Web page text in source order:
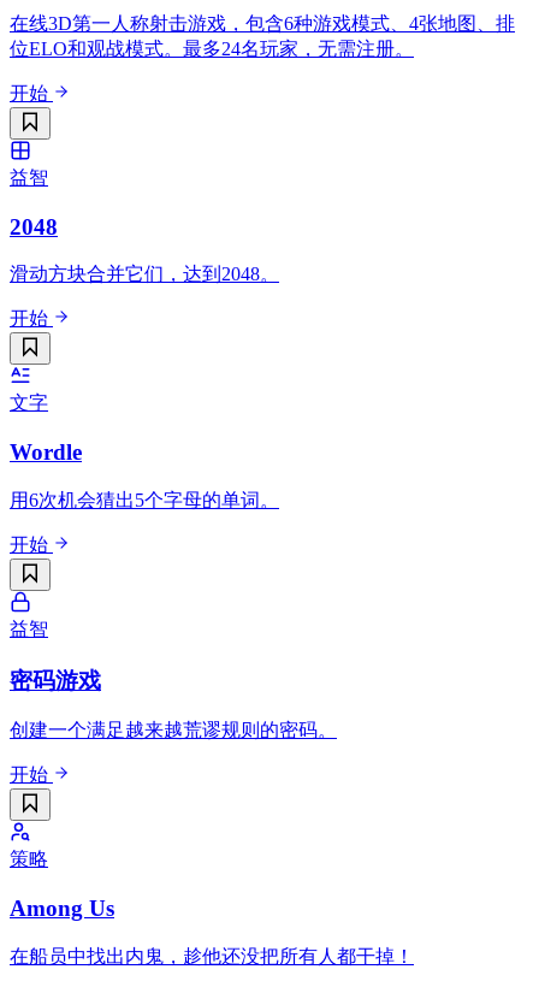
在线3D第一人称射击游戏，包含6种游戏模式、4张地图、排
位ELO和观战模式。最多24名玩家，无需注册。
开始
益智
2048
滑动方块合并它们，达到2048。
开始
文字
Wordle
用6次机会猜出5个字母的单词。
开始
益智
密码游戏
创建一个满足越来越荒谬规则的密码。
开始
策略
Among Us
在船员中找出内鬼，趁他还没把所有人都干掉！